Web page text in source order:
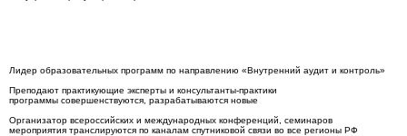
Лидер образовательных программ по направлению «Внутренний аудит и контроль»
Преподают практикующие эксперты и консультанты-практики
программы совершенствуются, разрабатываются новые
Организатор всероссийских и международных конференций, семинаров
мероприятия транслируются по каналам спутниковой связи во все регионы РФ